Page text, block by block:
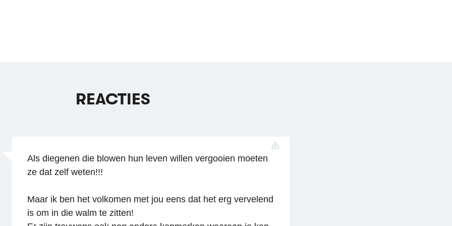
REACTIES
Als diegenen die blowen hun leven willen vergooien moeten
ze dat zelf weten!!!
Maar ik ben het volkomen met jou eens dat het erg vervelend
is om in die walm te zitten!